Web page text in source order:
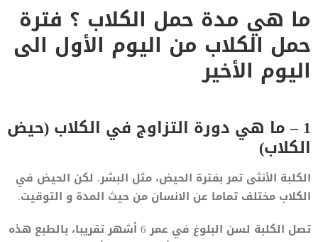
ما هي مدة حمل الكلاب ؟ فترة
حمل الكلاب من اليوم الأول الى
اليوم الأخير
1 – ما هي دورة التزاوج في الكلاب (حيض
الكلاب)
الكلبة الأنثى تمر بفترة الحيض، مثل البشر. لكن الحيض في
الكلاب مختلف تماما عن الانسان من حيث المدة و التوقيت.
تصل الكلبة لسن البلوغ في عمر 6 أشهر تقريبا، بالطبع هذه